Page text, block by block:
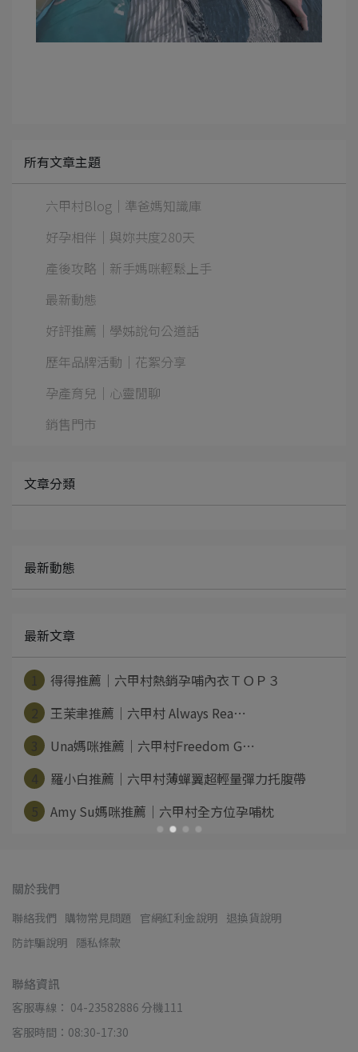
所有文章主題
六甲村Blog｜準爸媽知識庫
好孕相伴｜與妳共度280天
產後攻略｜新手媽咪輕鬆上手
最新動態
好評推薦｜學姊說句公道話
歷年品牌活動｜花絮分享
孕產育兒｜心靈閒聊
銷售門市
文章分類
最新動態
最新文章
得得推薦｜六甲村熱銷孕哺內衣ＴＯＰ３
王茉聿推薦｜六甲村 Always Rea⋯
Una媽咪推薦｜六甲村Freedom G⋯
羅小白推薦｜六甲村薄蟬翼超輕量彈力托腹帶
Amy Su媽咪推薦｜六甲村全方位孕哺枕
關於我們
聯絡我們 購物常見問題 官網紅利金說明 退換貨說明
防詐騙說明 隱私條款
聯絡資訊
客服專線： 04-23582886 分機111
客服時間：08:30-17:30